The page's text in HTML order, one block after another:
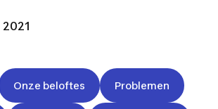
2021
Onze beloftes Problemen